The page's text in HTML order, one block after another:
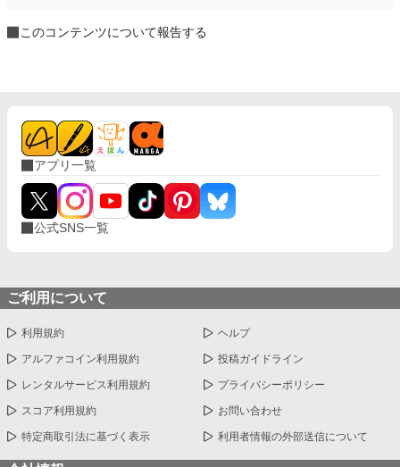
このコンテンツについて報告する
アプリ一覧
公式SNS一覧
ご利用について
利用規約 ヘルプ
アルファコイン利用規約 投稿ガイドライン
レンタルサービス利用規約 プライバシーポリシー
スコア利用規約 お問い合わせ
特定商取引法に基づく表示 利用者情報の外部送信について